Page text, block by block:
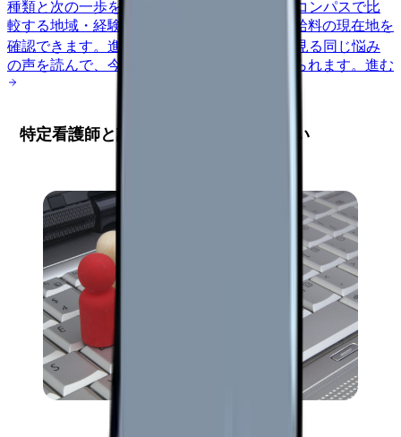
種類と次の一歩を整理します。
給料コンパスで比
較する地域・経験年数・施設形態から、今の給料の現在地を
確認できます。 進む 匿名掲示板で本音を見る 同じ悩み
の声を読んで、今の職場だけの問題か確かめられます。 進む
特定看護師と診療看護師の基本的な違い